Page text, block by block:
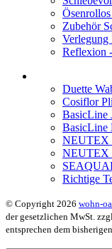
Zubehör
Verlegung
Reflexion
Duette
Cosiflor
BasicLine
BasicLine
NEUTEX
NEUTEX
Richtige
© Copyright 2026 wohn-
der gesetzlichen MwSt. zzgl.
entsprechen dem